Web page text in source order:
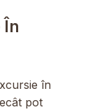
În
în
pot